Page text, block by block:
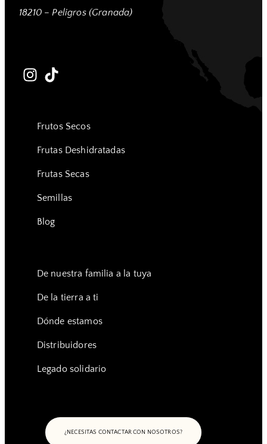
18210 – Peligros (Granada)
Frutos Secos
Frutas Deshidratadas
Frutas Secas
Semillas
Blog
De nuestra familia a la tuya
De la tierra a ti
Dónde estamos
Distribuidores
Legado solidario
¿NECESITAS CONTACTAR CON NOSOTROS?